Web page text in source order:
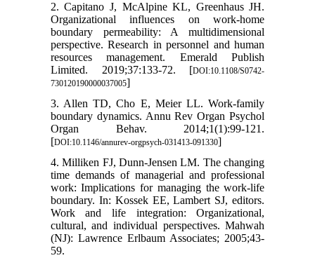
2. Capitano J, McAlpine KL, Greenhaus JH.
Organizational influences on work-home
boundary permeability: A multidimensional
perspective. Research in personnel and human
resources management. Emerald Publish
Limited. 2019;37:133-72. [DOI:10.1108/S0742-
730120190000037005]
3. Allen TD, Cho E, Meier LL. Work-family
boundary dynamics. Annu Rev Organ Psychol
Organ Behav. 2014;1(1):99-121.
[DOI:10.1146/annurev-orgpsych-031413-091330]
4. Milliken FJ, Dunn-Jensen LM. The changing
time demands of managerial and professional
work: Implications for managing the work-life
boundary. In: Kossek EE, Lambert SJ, editors.
Work and life integration: Organizational,
cultural, and individual perspectives. Mahwah
(NJ): Lawrence Erlbaum Associates; 2005;43-
59.